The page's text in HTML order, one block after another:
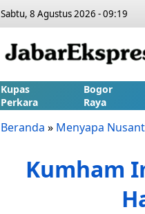
Sabtu, 8 Agustus 2026 - 09:19
Kupas
Perkara
Bogor
Raya
Beranda » Menyapa
Kumham